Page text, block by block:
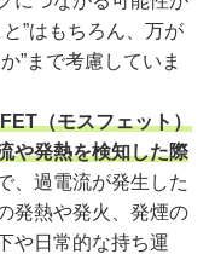
”はもちろん、万が
”まで考慮していま
（モスフェット）
や発熱を検知した際
、過電流が発生した
発熱や発火、発煙の
や日常的な持ち運